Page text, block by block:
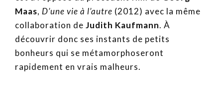
Maas, D’une vie à l’autre (2012) avec la même
collaboration de Judith Kaufmann. À
découvrir donc ses instants de petits
bonheurs qui se métamorphoseront
rapidement en vrais malheurs.